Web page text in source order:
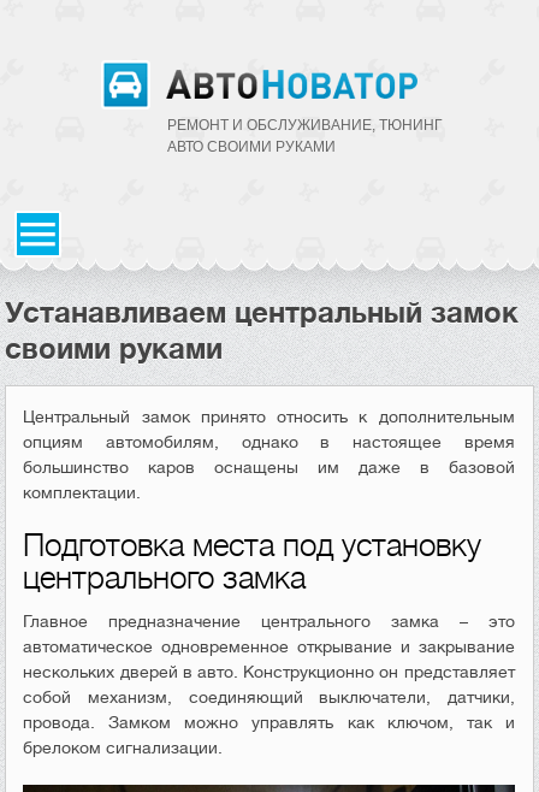
РЕМОНТ И ОБСЛУЖИВАНИЕ, ТЮНИНГ
АВТО CВОИМИ РУКАМИ
Устанавливаем центральный замок
своими руками
Центральный замок принято относить к дополнительным
опциям автомобилям, однако в настоящее время
большинство каров оснащены им даже в базовой
комплектации.
Подготовка места под установку
центрального замка
Главное предназначение центрального замка – это
автоматическое одновременное открывание и закрывание
нескольких дверей в авто. Конструкционно он представляет
собой механизм, соединяющий выключатели, датчики,
провода. Замком можно управлять как ключом, так и
брелоком сигнализации.